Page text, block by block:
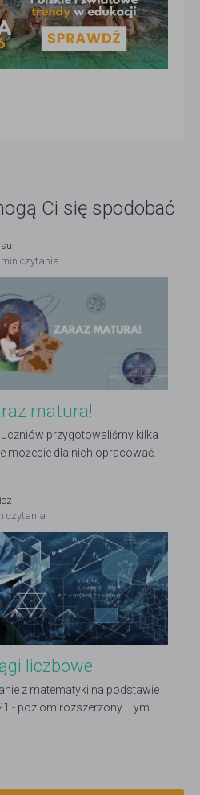
Ci się spodobać
czytania
matura!
przygotowaliśmy kilka
możecie dla nich opracować.
czytania
liczbowe
z matematyki na podstawie
- poziom rozszerzony. Tym